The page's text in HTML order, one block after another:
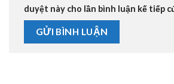
duyệt này cho lần bình luận kế tiếp